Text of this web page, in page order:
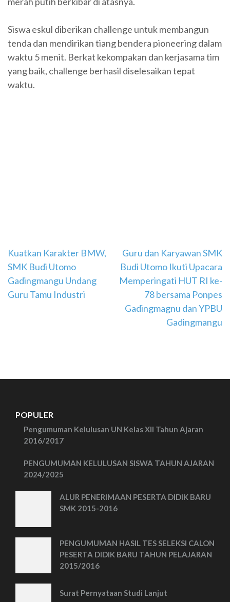
Siswa eskul diberikan challenge untuk membangun
tenda dan mendirikan tiang bendera pioneering dalam
waktu 5 menit. Berkat kekompakan dan kerjasama tim
yang baik, challenge berhasil diselesaikan tepat
waktu.
Navigasi
pos
Kuatkan Karakter BMW,
SMK Budi Utomo
Gadingmangu Undang
Guru Tamu Industri
Guru dan Karyawan SMK
Budi Utomo Ikuti Upacara
Memperingati HUT RI ke-
78 bersama Ponpes
Gadingmagnu dan YPBU
Gadingmangu
POPULER
Pengumuman Kelulusan UN Kelas XII Tahun Ajaran
2016/2017
PENGUMUMAN KELULUSAN SISWA TAHUN AJARAN
2024/2025
ALUR PENERIMAAN PESERTA DIDIK BARU
SMK 2015-2016
PENGUMUMAN HASIL TES SELEKSI CALON
PESERTA DIDIK BARU TAHUN PELAJARAN
2015/2016
Surat Pernyataan Studi Lanjut